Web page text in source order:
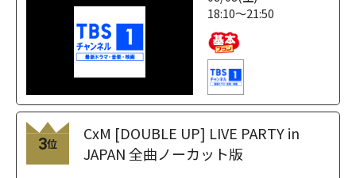
18:10～21:50
3位
CxM [DOUBLE UP] LIVE PARTY in
JAPAN 全曲ノーカット版